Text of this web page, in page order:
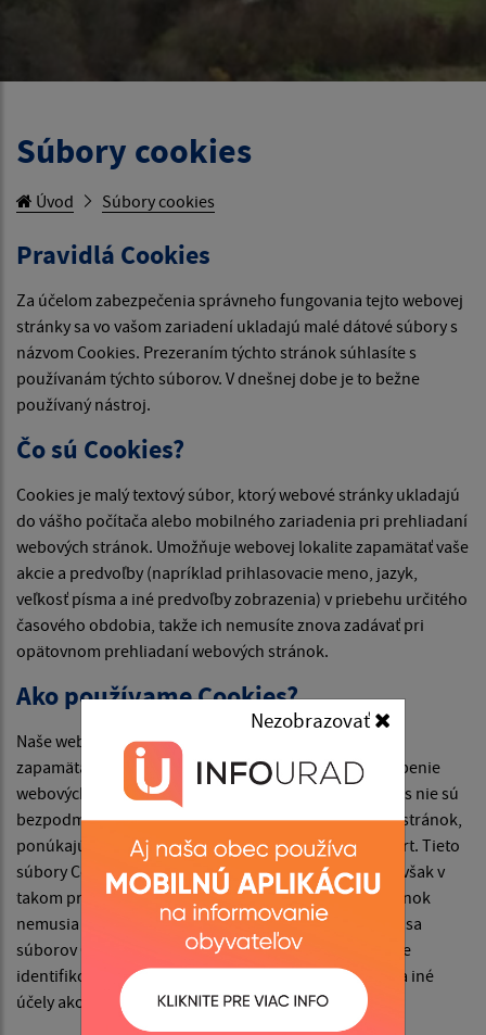
Nezobrazovať
Súbory cookies
Úvod Súbory cookies
Pravidlá Cookies
Za účelom zabezpečenia správneho fungovania tejto webovej
stránky sa vo vašom zariadení ukladajú malé dátové súbory s
názvom Cookies. Prezeraním týchto stránok súhlasíte s
používanám týchto súborov. V dnešnej dobe je to bežne
používaný nástroj.
Čo sú Cookies?
Cookies je malý textový súbor, ktorý webové stránky ukladajú
do vášho počítača alebo mobilného zariadenia pri prehliadaní
webových stránok. Umožňuje webovej lokalite zapamätať vaše
akcie a predvoľby (napríklad prihlasovacie meno, jazyk,
veľkosť písma a iné predvoľby zobrazenia) v priebehu určitého
časového obdobia, takže ich nemusíte znova zadávať pri
opätovnom prehliadaní webových stránok.
Ako používame Cookies?
Naše webové stránky používajú súbory Cookies na
zapamätanie nastavení používateľa a lepšie prispôsobenie
webových stránok záujmom návštevníka. Hoci Cookies nie sú
bezpodmienečne potrebné na fungovanie webových stránok,
ponúkajú pri návšteve webových stránok vyšší komfort. Tieto
súbory Cookies môžete odstrániť alebo zablokovať, avšak v
takom prípade niektoré funkcie týchto webových stránok
nemusia fungovať podľa určenia. Informácie týkajúce sa
súborov Cookies sa nepoužívajú na to, aby vás osobne
identifikovali. Tieto súbory Cookies sa nepoužívajú na iné
účely ako tie, ktoré sú tu popísané.